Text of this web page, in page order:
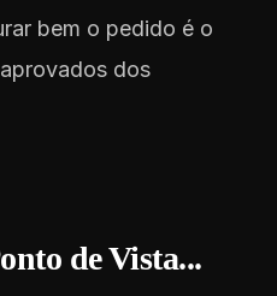
bem o pedido é o
dos
de Vista...